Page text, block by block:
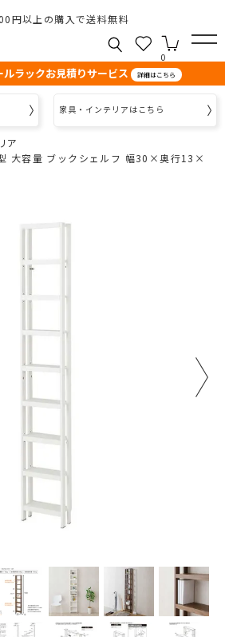
円以上の購入で送料無料
0
ラックお見積りサービス 詳細はこちら
家具・インテリアはこちら
ア
大容量 ブックシェルフ 幅30×奥行13×